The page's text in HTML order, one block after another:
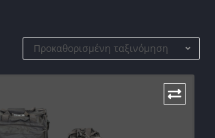
Προκαθορισμένη ταξινόμηση